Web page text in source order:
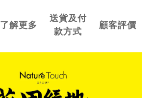
了解更多
送貨及付
款方式
顧客評價